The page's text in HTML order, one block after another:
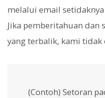
melalui email
Jika pemberitahuan
yang terbalik, kami tidak
(Contoh) Setoran